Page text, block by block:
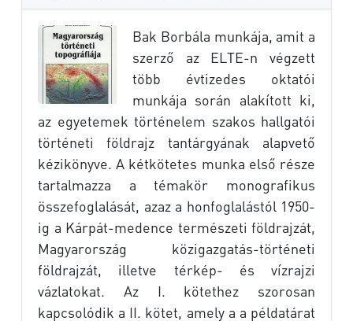
Bak Borbála munkája, amit a
szerző az ELTE-n végzett
több évtizedes oktatói
munkája során alakított ki,
az egyetemek történelem szakos hallgatói
történeti földrajz tantárgyának alapvető
kézikönyve. A kétkötetes munka első része
tartalmazza a témakör monografikus
összefoglalását, azaz a honfoglalástól 1950-
ig a Kárpát-medence természeti földrajzát,
Magyarország közigazgatás-történeti
földrajzát, illetve térkép- és vízrajzi
vázlatokat. Az I. kötethez szorosan
kapcsolódik a II. kötet, amely a a példatárat